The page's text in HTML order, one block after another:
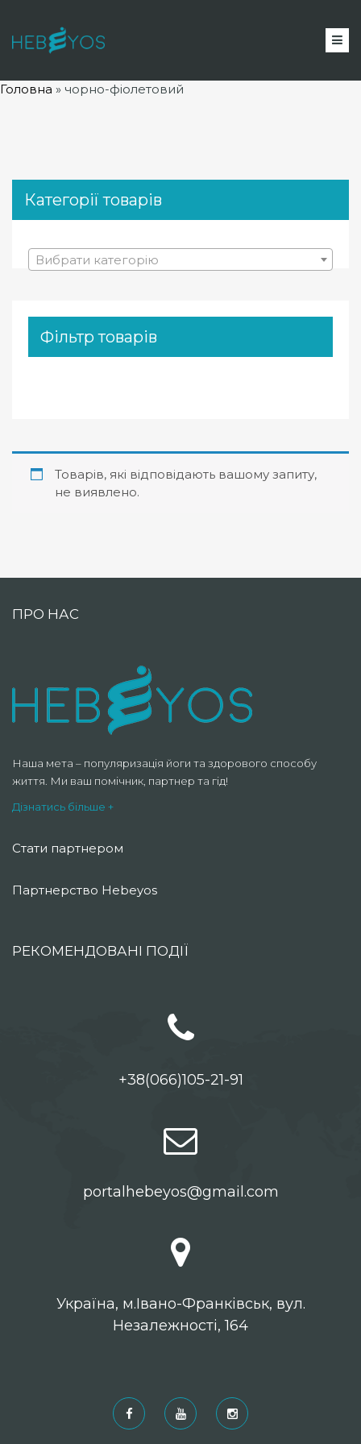
Головна » чорно-фіолетовий
Категорії товарів
Вибрати категорію
Фільтр товарів
Товарів, які відповідають вашому запиту,
не виявлено.
ПРО НАС
Наша мета – популяризація йоги та здорового способу
життя. Ми ваш помічник, партнер та гід!
Дізнатись більше +
Стати партнером
Партнерство Hebeyos
РЕКОМЕНДОВАНІ ПОДІЇ
+38(066)105-21-91
portalhebeyos@gmail.com
Українa, м.Івано-Франківськ, вул.
Незалежності, 164